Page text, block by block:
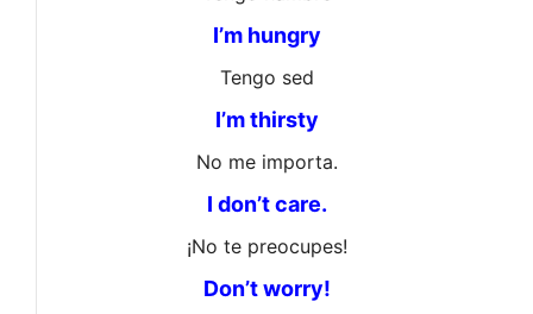
I’m hungry
Tengo sed
I’m thirsty
No me importa.
I don’t care.
¡No te preocupes!
Don’t worry!